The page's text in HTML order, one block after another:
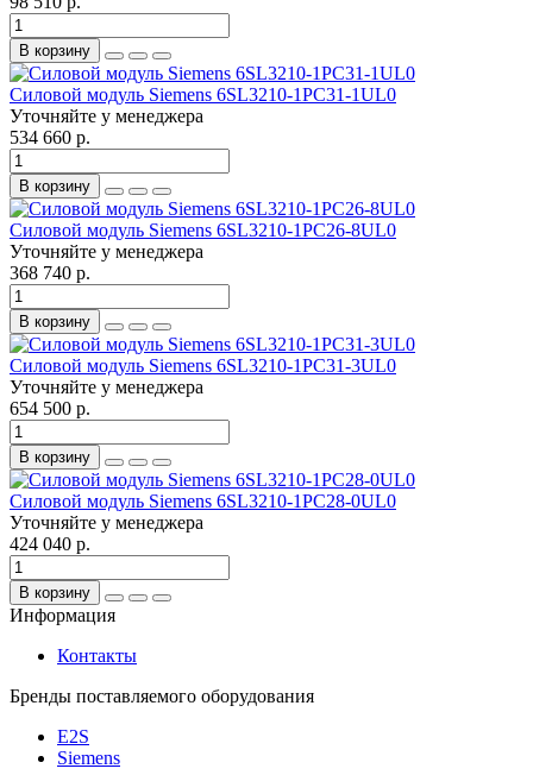
В корзину
Силовой модуль Siemens 6SL3210-1PC31-1UL0
Уточняйте у менеджера
534 660 р.
В корзину
Силовой модуль Siemens 6SL3210-1PC26-8UL0
Уточняйте у менеджера
368 740 р.
В корзину
Силовой модуль Siemens 6SL3210-1PC31-3UL0
Уточняйте у менеджера
654 500 р.
В корзину
Силовой модуль Siemens 6SL3210-1PC28-0UL0
Уточняйте у менеджера
424 040 р.
В корзину
Информация
Контакты
Бренды поставляемого оборудования
E2S
Siemens